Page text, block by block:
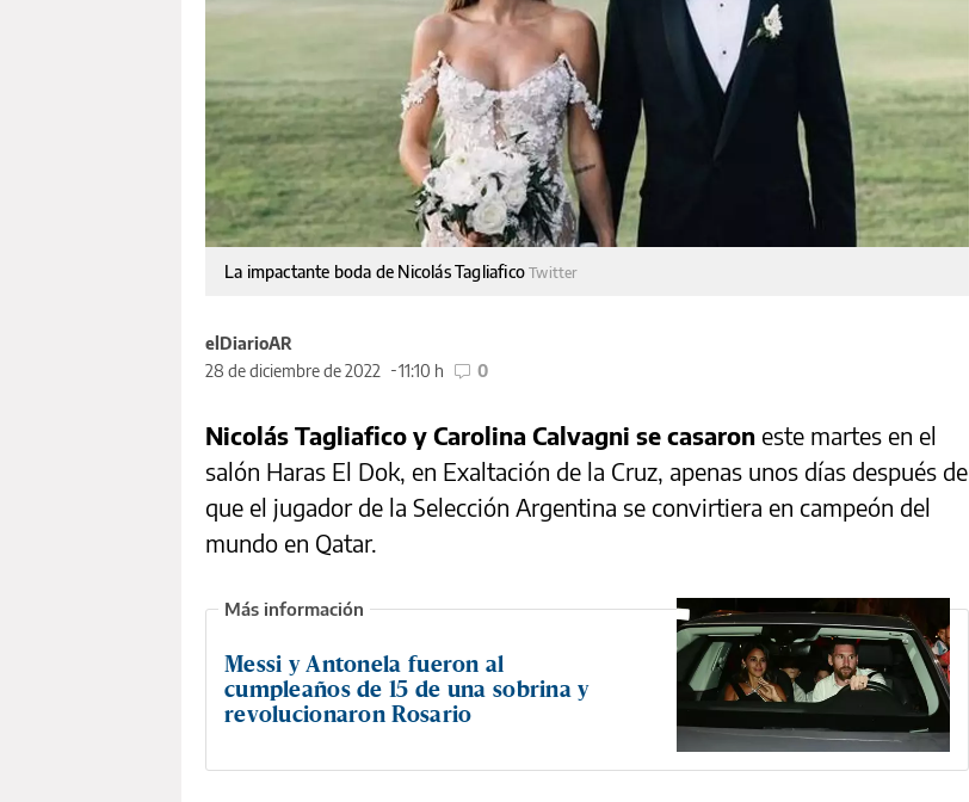
La impactante boda de Nicolás TagliaficoTwitter
elDiarioAR
28 de diciembre de 2022
11:10 h 0
Nicolás Tagliafico y Carolina Calvagni se casaron este martes en el
salón Haras El Dok, en Exaltación de la Cruz, apenas unos días después de
que el jugador de la Selección Argentina se convirtiera en campeón del
mundo en Qatar.
Messi y Antonela fueron al
cumpleaños de 15 de una sobrina y
revolucionaron Rosario